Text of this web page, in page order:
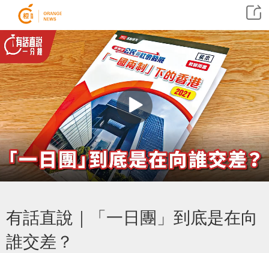
有話直說｜「一日團」到底是在向
誰交差？